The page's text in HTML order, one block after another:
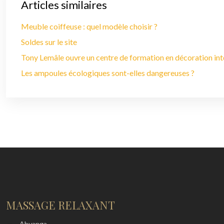
Articles similaires
Meuble coiffeuse : quel modèle choisir ?
Soldes sur le site
Tony Lemâle ouvre un centre de formation en décoration
Les ampoules écologiques sont-elles dangereuses ?
MASSAGE RELAXANT